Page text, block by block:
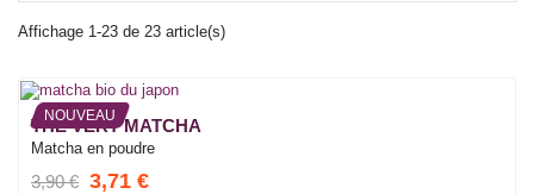
Affichage 1-23 de 23 article(s)
NOUVEAU
THÉ VERT MATCHA
Matcha en poudre
3,90 € 3,71 €